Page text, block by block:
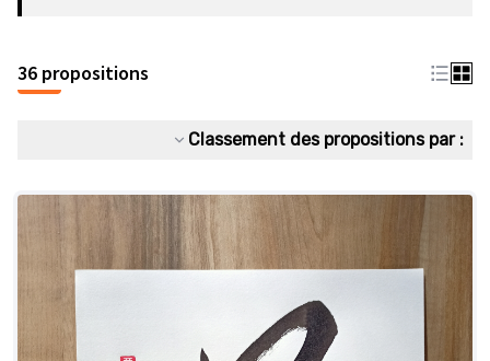
36 propositions
Classement des propositions par :